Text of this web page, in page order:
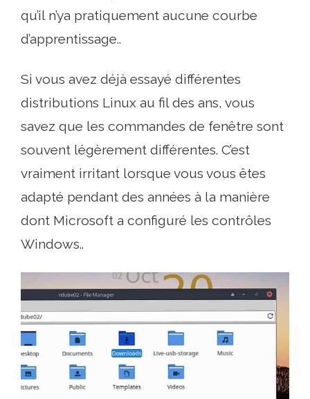
qu’il n’ya pratiquement aucune courbe
d’apprentissage..
Si vous avez déjà essayé différentes
distributions Linux au fil des ans, vous
savez que les commandes de fenêtre sont
souvent légèrement différentes. C’est
vraiment irritant lorsque vous vous êtes
adapté pendant des années à la manière
dont Microsoft a configuré les contrôles
Windows..